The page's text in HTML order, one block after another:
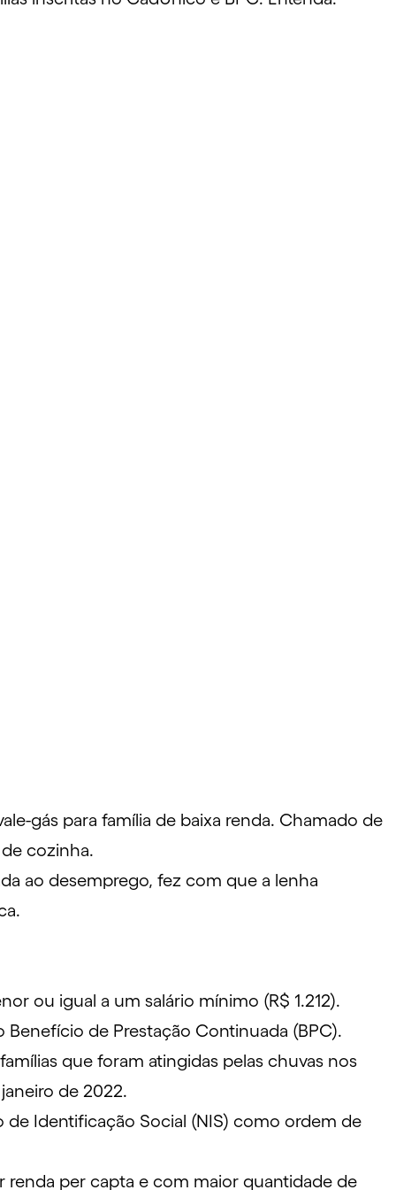
gás para família de baixa renda. Chamado de
cozinha.
ao desemprego, fez com que a lenha
ou igual a um salário mínimo (R$ 1.212).
Benefício de Prestação Continuada (BPC).
que foram atingidas pelas chuvas nos
de 2022.
Identificação Social (NIS) como ordem de
renda per capta e com maior quantidade de